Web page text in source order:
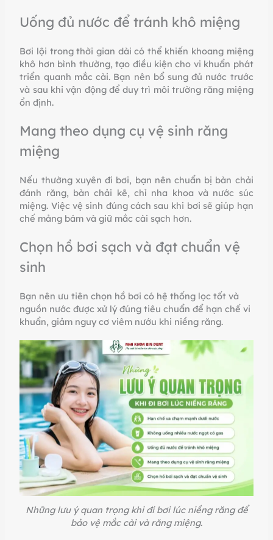
Uống đủ nước để tránh khô miệng
Bơi lội trong thời gian dài có thể khiến khoang miệng
khô hơn bình thường, tạo điều kiện cho vi khuẩn phát
triển quanh mắc cài. Bạn nên bổ sung đủ nước trước
và sau khi vận động để duy trì môi trường răng miệng
ổn định.
Mang theo dụng cụ vệ sinh răng
miệng
Nếu thường xuyên đi bơi, bạn nên chuẩn bị bàn chải
đánh răng, bàn chải kẽ, chỉ nha khoa và nước súc
miệng. Việc vệ sinh đúng cách sau khi bơi sẽ giúp hạn
chế mảng bám và giữ mắc cài sạch hơn.
Chọn hồ bơi sạch và đạt chuẩn vệ
sinh
Bạn nên ưu tiên chọn hồ bơi có hệ thống lọc tốt và
nguồn nước được xử lý đúng tiêu chuẩn để hạn chế vi
khuẩn, giảm nguy cơ viêm nướu khi niềng răng.
Những lưu ý quan trọng khi đi bơi lúc niềng răng để
bảo vệ mắc cài và răng miệng.